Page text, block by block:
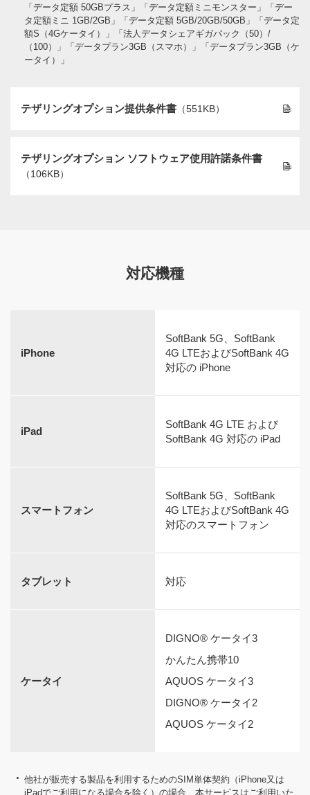
「データ定額 50GBプラス」「データ定額ミニモンスター」「デー
タ定額ミニ 1GB/2GB」「データ定額 5GB/20GB/50GB」「データ定
額S（4Gケータイ）」「法人データシェアギガパック（50）/
（100）」「データプラン3GB（スマホ）」「データプラン3GB（ケ
ータイ）」
テザリングオプション提供条件書 （551KB）
テザリングオプション ソフトウェア使用許諾条件書
（106KB）
対応機種
iPhone
SoftBank 5G、SoftBank
4G LTEおよびSoftBank 4G
対応の iPhone
iPad
SoftBank 4G LTE および
SoftBank 4G 対応の iPad
スマートフォン
SoftBank 5G、SoftBank
4G LTEおよびSoftBank 4G
対応のスマートフォン
タブレット 対応
ケータイ
DIGNO® ケータイ3
かんたん携帯10
AQUOS ケータイ3
DIGNO® ケータイ2
AQUOS ケータイ2
他社が販売する製品を利用するためのSIM単体契約（iPhone又は
iPadでご利用になる場合を除く）の場合、本サービスはご利用いた